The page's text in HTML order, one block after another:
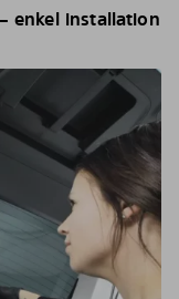
enkel installation